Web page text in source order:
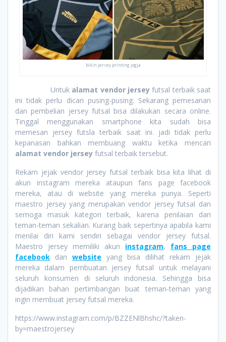
bikin jersey printing jogja
Untuk alamat vendor jerseyfutsal terbaik saat
ini tidak perlu dicari pusing-pusing. Sekarang pemesanan
dan pembelian jersey futsal bisa dilakukan secara online.
Tinggal menggunakan smartphone kita sudah bisa
memesan jersey futsla terbaik saat ini. jadi tidak perlu
kepanasan bahkan membuang waktu ketika mencari
alamat vendor jersey futsal terbaik tersebut.
Rekam jejak vendor jersey futsal terbaik bisa kita lihat di
akun instagram mereka ataupun fans page facebook
mereka, atau di website yang mereka punya. Seperti
maestro jersey yang merupakan vendor jersey futsal dan
semoga masuk kategori terbaik, karena penilaian dari
teman-teman sekalian. Kurang baik sepertinya apabila kami
menilai diri kami sendiri sebagai vendor jersey futsal.
Maestro jersey memiliki akun instagram, fans page
facebook dan website yang bisa dilihat rekam jejak
mereka dalam pembuatan jersey futsal untuk melayani
seluruh konsumen di seluruh indonesia. Sehingga bisa
dijadikan bahan pertimbangan buat teman-teman yang
ingin membuat jersey futsal mereka.
https://www.instagram.com/p/BZZENlBhshc/?taken-
by=maestrojersey